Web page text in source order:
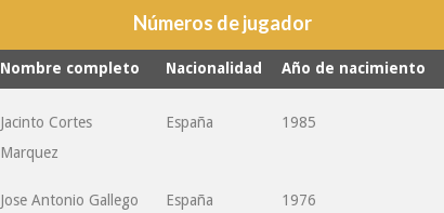
Números de jugador
Nombre completo Nacionalidad Año de nacimiento
Jacinto Cortes
Marquez
España 1985
Jose Antonio Gallego
España 1976